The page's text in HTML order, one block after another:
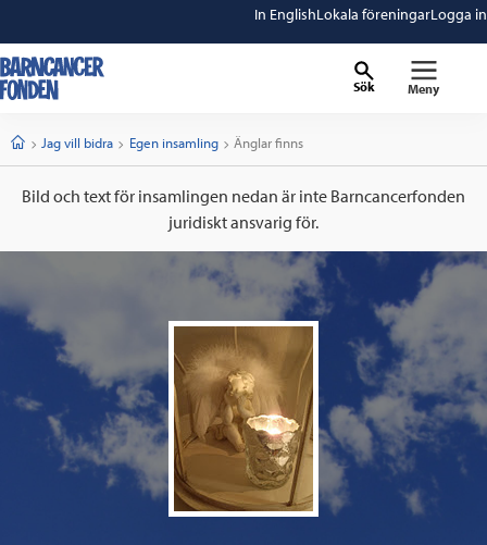
In EnglishLokala föreningarLogga in
Sök Meny
StartJag vill bidra Egen insamling Current:
Änglar finns
Bild och text för insamlingen nedan är inte Barncancerfonden
juridiskt ansvarig för.